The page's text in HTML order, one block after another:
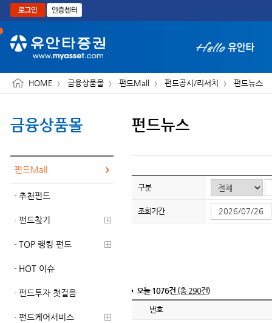
본문으로 바로가기
HOME 금융상품몰 펀드Mall 펀드공시/리서치 펀드뉴스
금융상품몰
펀드Mall
추천펀드
펀드찾기
TOP 랭킹 펀드
HOT 이슈
펀드투자 첫걸음
펀드케어서비스
펀드뉴스
구분
조회기간
오늘 1076건 (총 290건)
번호